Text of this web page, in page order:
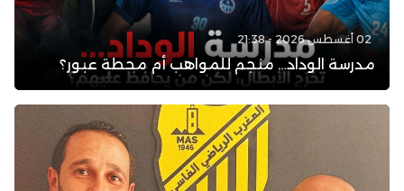
02 أغسطس 2026 - 21:38
مدرسة الوداد… منجم للمواهب أم محطة عبور؟